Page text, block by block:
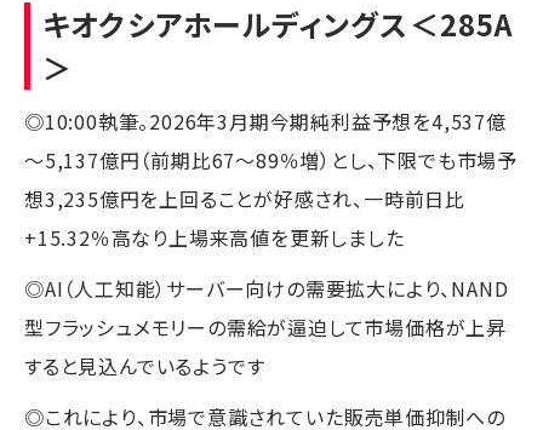
キオクシアホールディングス＜285A
＞
◎10:00執筆。2026年3月期今期純利益予想を4,537億
～5,137億円（前期比67～89％増）とし、下限でも市場予
想3,235億円を上回ることが好感され、一時前日比
+15.32％高なり上場来高値を更新しました
◎AI（人工知能）サーバー向けの需要拡大により、NAND
型フラッシュメモリーの需給が逼迫して市場価格が上昇
すると見込んでいるようです
◎これにより、市場で意識されていた販売単価抑制への